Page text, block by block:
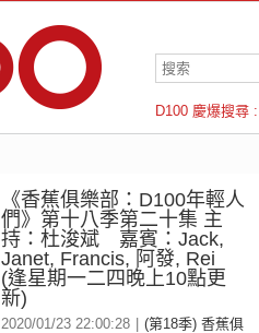
D100 慶爆搜尋 :
羅倫斯
《香蕉俱樂部：D100年輕人
們》第十八季第二十集 主
持：杜浚斌 嘉賓：Jack,
Janet, Francis, 阿發, Rei
(逢星期一二四晚上10點更
新)
2020/01/23 22:00:28
(第18季) 香蕉俱